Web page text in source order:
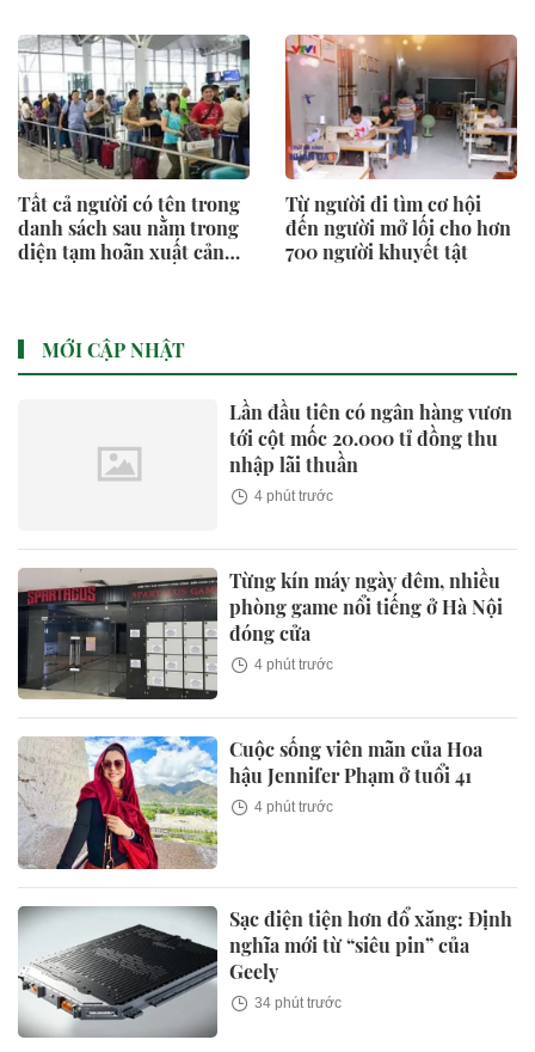
Thủ đô Hà Nội
Tất cả người có tên trong
danh sách sau nằm trong
diện tạm hoãn xuất cảnh
Từ người đi tìm cơ hội
đến người mở lối cho hơn
700 người khuyết tật
MỚI CẬP NHẬT
Lần đầu tiên có ngân hàng vươn
tới cột mốc 20.000 tỉ đồng thu
nhập lãi thuần
4 phút trước
Từng kín máy ngày đêm, nhiều
phòng game nổi tiếng ở Hà Nội
đóng cửa
4 phút trước
Cuộc sống viên mãn của Hoa
hậu Jennifer Phạm ở tuổi 41
4 phút trước
Sạc điện tiện hơn đổ xăng: Định
nghĩa mới từ “siêu pin” của
Geely
34 phút trước